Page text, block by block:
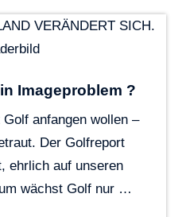
Imageproblem ?
anfangen wollen –
Der Golfreport
ehrlich auf unseren
wächst Golf nur …